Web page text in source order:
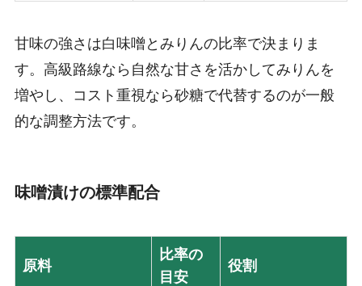
甘味の強さは白味噌とみりんの比率で決まりま
す。高級路線なら自然な甘さを活かしてみりんを
増やし、コスト重視なら砂糖で代替するのが一般
的な調整方法です。
味噌漬けの標準配合
原料
比率の
目安
役割